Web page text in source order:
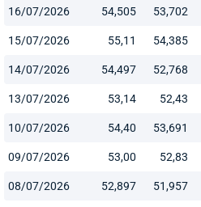
16/07/2026 54,505 53,702
15/07/2026 55,11 54,385
14/07/2026 54,497 52,768
13/07/2026 53,14 52,43
10/07/2026 54,40 53,691
09/07/2026 53,00 52,83
08/07/2026 52,897 51,957